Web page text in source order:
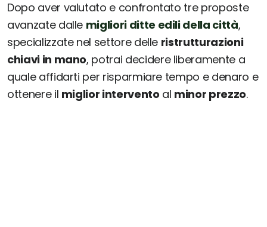
Dopo aver valutato e confrontato tre proposte
avanzate dalle migliori ditte edili della città,
specializzate nel settore delle ristrutturazioni
chiavi in mano, potrai decidere liberamente a
quale affidarti per risparmiare tempo e denaro e
ottenere il miglior intervento al minor prezzo.